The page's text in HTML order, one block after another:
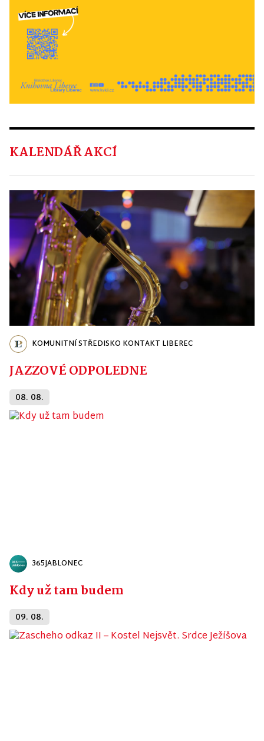
KALENDÁŘ AKCÍ
KOMUNITNÍ STŘEDISKO KONTAKT LIBEREC
JAZZOVÉ ODPOLEDNE
08. 08.
365JABLONEC
Kdy už tam budem
09. 08.